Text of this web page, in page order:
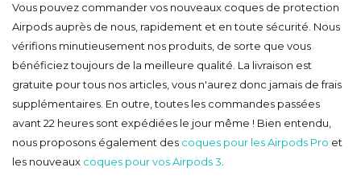
Vous pouvez commander vos nouveaux coques de protection
Airpods auprès de nous, rapidement et en toute sécurité. Nous
vérifions minutieusement nos produits, de sorte que vous
bénéficiez toujours de la meilleure qualité. La livraison est
gratuite pour tous nos articles, vous n'aurez donc jamais de frais
supplémentaires. En outre, toutes les commandes passées
avant 22 heures sont expédiées le jour même ! Bien entendu,
nous proposons également des coques pour les Airpods Pro et
les nouveaux coques pour vos Airpods 3.